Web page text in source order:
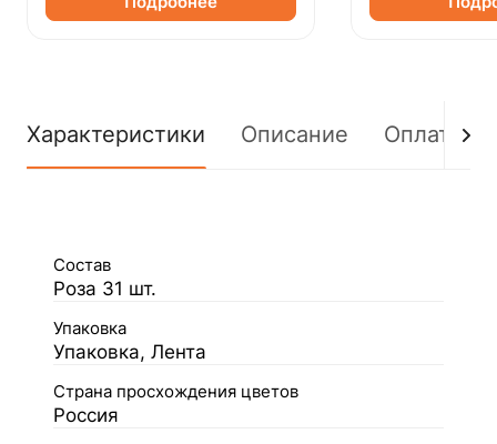
Характеристики Описание Оплата
Состав
Роза 31 шт.
Упаковка
Упаковка, Лента
Страна просхождения цветов
Россия